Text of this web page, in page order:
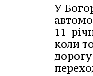
У
11-
коли